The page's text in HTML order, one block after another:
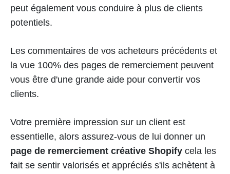
peut également vous conduire à plus de clients
potentiels.
Les commentaires de vos acheteurs précédents et
la vue 100% des pages de remerciement peuvent
vous être d'une grande aide pour convertir vos
clients.
Votre première impression sur un client est
essentielle, alors assurez-vous de lui donner un
page de remerciement créative Shopify cela les
fait se sentir valorisés et appréciés s'ils achètent à